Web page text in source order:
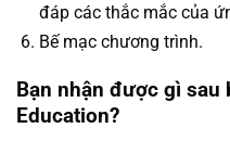
đáp các thắc mắc của
Bế mạc chương trình.
Bạn nhận được gì sau
Education?